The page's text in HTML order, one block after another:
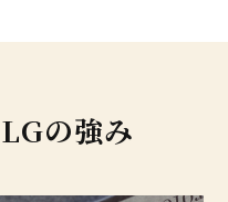
の強み